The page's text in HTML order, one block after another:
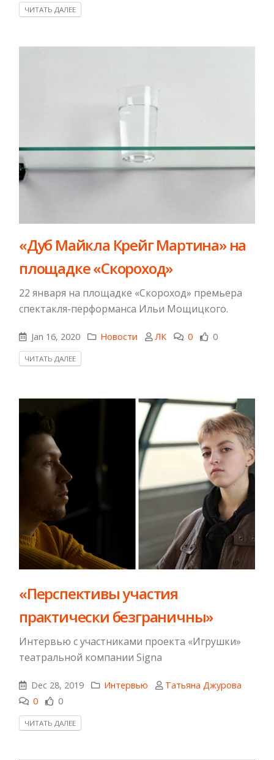
ЧИТАТЬ ДАЛЕЕ
​«Дуб Майкла Крейг Мартина» на
площадке «Скороход»
22 января на площадке «Скороход» премьера
спектакля-перформанса Ильи Мощицкого.
Jan 16, 2020 Новости ЛК 0 0
ЧИТАТЬ ДАЛЕЕ
«Перспективы участия
практически безграничны»
Интервью с участниками проекта «Игрушки»
театральной компании Signa
Dec 28, 2019 Интервью
Татьяна Джурова
0
0
ЧИТАТЬ ДАЛЕЕ